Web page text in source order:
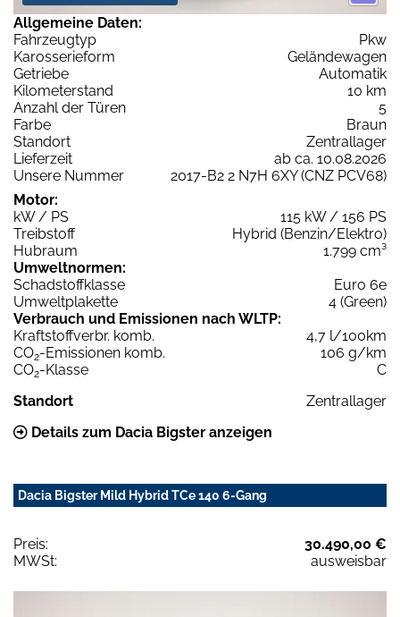
Allgemeine Daten:
Fahrzeugtyp
Pkw
Karosserieform
Geländewagen
Getriebe
Automatik
Kilometerstand
10 km
Anzahl der Türen
5
Farbe
Braun
Standort
Zentrallager
Lieferzeit
ab ca. 10.08.2026
Unsere Nummer
2017-B2 2 N7H 6XY (CNZ PCV68)
Motor:
kW / PS
115 kW / 156 PS
Treibstoff
Hybrid (Benzin/Elektro)
Hubraum
1.799 cm³
Umweltnormen:
Schadstoffklasse
Euro 6e
Umweltplakette
4 (Green)
Verbrauch und Emissionen nach WLTP:
Kraftstoffverbr. komb.
4,7 l/100km
CO2-Emissionen komb.
106 g/km
CO2-Klasse
C
Standort
Zentrallager
Details zum Dacia Bigster anzeigen
Dacia Bigster Mild Hybrid TCe 140 6-Gang
Preis:
30.490,00 €
MWSt:
ausweisbar